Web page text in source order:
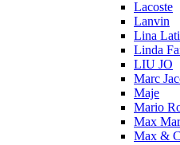
Lacoste
Lanvin
Lina
Linda
LIU JO
Marc
Maje
Mario
Max
Max &